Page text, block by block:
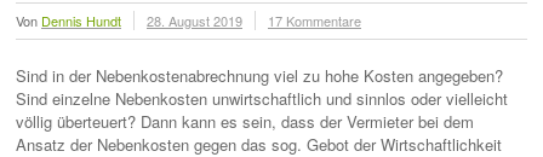
Von Dennis Hundt 28. August 2019 17 Kommentare
Sind in der Nebenkostenabrechnung viel zu hohe Kosten angegeben?
Sind einzelne Nebenkosten unwirtschaftlich und sinnlos oder vielleicht
völlig überteuert? Dann kann es sein, dass der Vermieter bei dem
Ansatz der Nebenkosten gegen das sog. Gebot der Wirtschaftlichkeit